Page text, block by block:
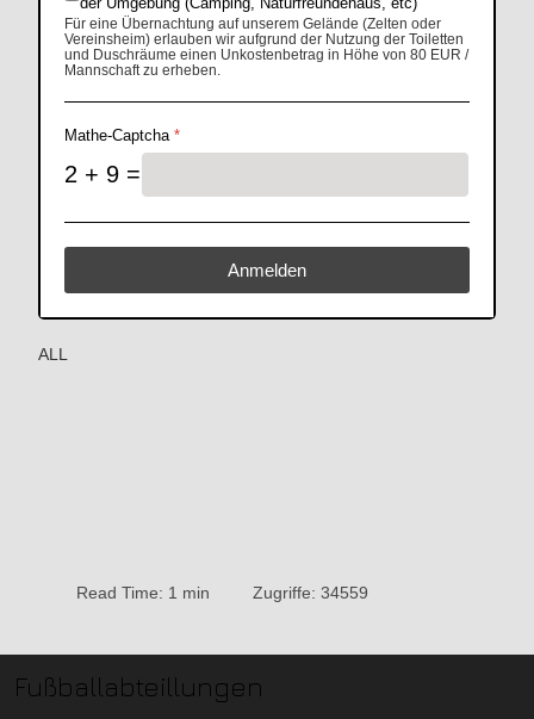
Für eine Übernachtung auf unserem Gelände (Zelten oder
Vereinsheim) erlauben wir aufgrund der Nutzung der Toiletten
und Duschräume einen Unkostenbetrag in Höhe von 80 EUR /
Mannschaft zu erheben.
Mathe-Captcha *
2 + 9 =
Anmelden
ALL
Read Time: 1 min Zugriffe: 34559
Fußballabteillungen